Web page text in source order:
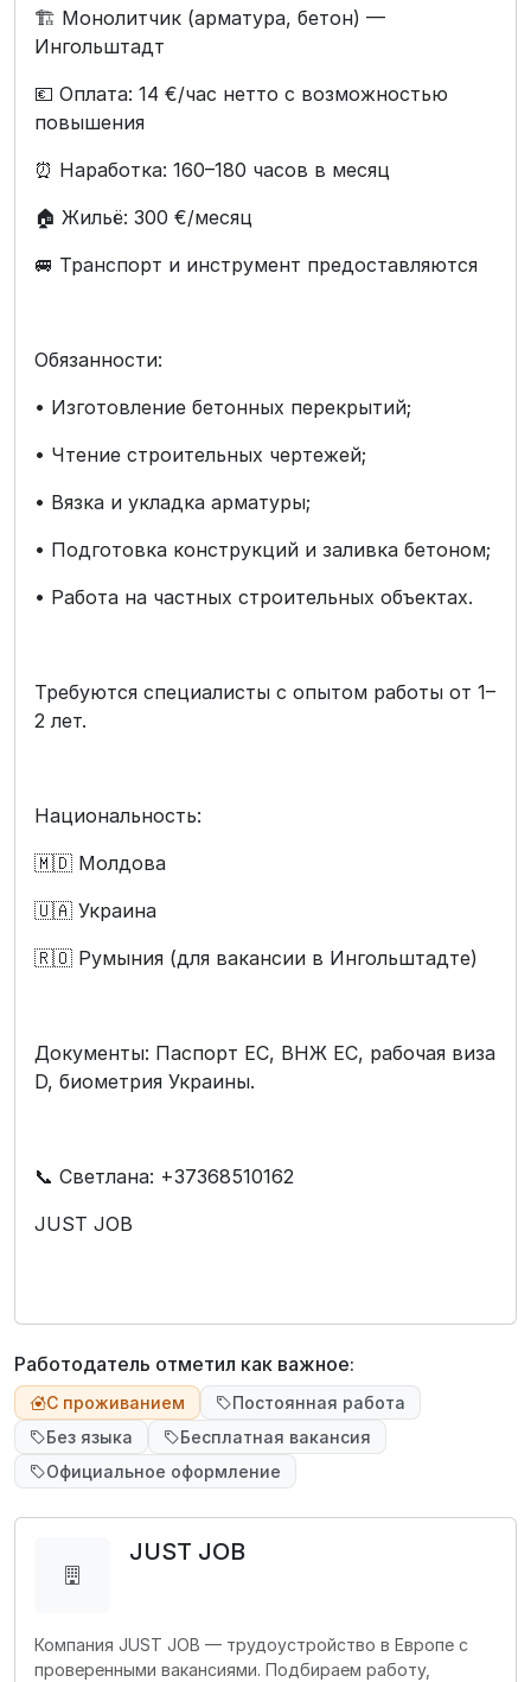
🏗️ Монолитчик (арматура, бетон) —
Ингольштадт
💶 Оплата: 14 €/час нетто с возможностью
повышения
⏰ Наработка: 160–180 часов в месяц
🏠 Жильё: 300 €/месяц
🚐 Транспорт и инструмент предоставляются
Обязанности:
• Изготовление бетонных перекрытий;
• Чтение строительных чертежей;
• Вязка и укладка арматуры;
• Подготовка конструкций и заливка бетоном;
• Работа на частных строительных объектах.
Требуются специалисты с опытом работы от 1–
2 лет.
Национальность:
🇲🇩 Молдова
🇺🇦 Украина
🇷🇴 Румыния (для вакансии в Ингольштадте)
Документы: Паспорт ЕС, ВНЖ ЕС, рабочая виза
D, биометрия Украины.
📞 Светлана: +37368510162
JUST JOB
Работодатель отметил как важное:
С проживанием
Постоянная работа
Без языка
Бесплатная вакансия
Официальное оформление
JUST JOB
Компания JUST JOB — трудоустройство в Европе с
проверенными вакансиями. Подбираем работу,